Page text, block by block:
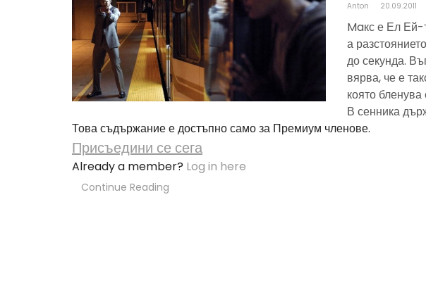
Anton 20.09.2011
Maкс е Ел Ей-
а
до секунда.
вярва, че е
която
В сенника
Това съдържание е достъпно само за Премиум членове.
Присъедини се сега
Already a member? Log in here
Continue Reading